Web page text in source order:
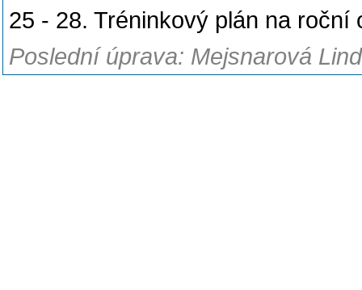
25 - 28. Tréninkový plán na roční
Poslední úprava: Mejsnarová